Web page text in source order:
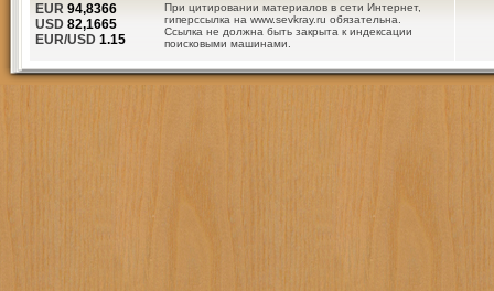
При цитировании материалов в сети Интернет,
гиперссылка на www.sevkray.ru обязательна.
Ссылка не должна быть закрыта к индексации
поисковыми машинами.
EUR 94,8366
USD 82,1665
EUR/USD 1.15